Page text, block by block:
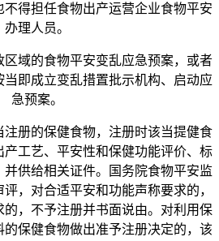
得担任食物出产运营企业食物平安
办理人员。
域的食物平安变乱应急预案，或者
即成立变乱措置批示机构、启动应
急预案。
册的保健食物，注册时该当提健食
工艺、平安性和保健功能评价、标
供给相关证件。国务院食物平安监
，对合适平安和功能声称要求的，
，不予注册并书面说由。对利用保
保健食物做出准予注册决定的，该